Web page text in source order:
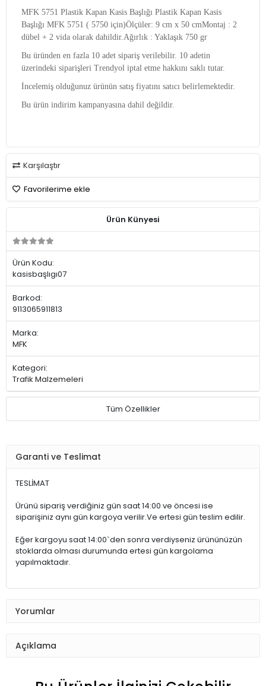
MFK 5751 Plastik Kapan Kasis Başlığı Plastik Kapan Kasis
Başlığı MFK 5751 ( 5750 için)Ölçüler: 9 cm x 50 cmMontaj : 2
dübel + 2 vida olarak dahildir.Ağırlık : Yaklaşık 750 gr
Bu üründen en fazla 10 adet sipariş verilebilir. 10 adetin
üzerindeki siparişleri Trendyol iptal etme hakkını saklı tutar.
İncelemiş olduğunuz ürünün satış fiyatını satıcı belirlemektedir.
Bu ürün indirim kampanyasına dahil değildir.
Karşılaştır
Favorilerime ekle
Ürün Künyesi
Ürün Kodu:
kasisbaşlıgı07
Barkod:
9113065911813
Marka:
MFK
Kategori:
Trafik Malzemeleri
Tüm Özellikler
Garanti ve Teslimat
TESLİMAT
Ürünü sipariş verdiğiniz gün saat 14:00 ve öncesi ise
siparişiniz aynı gün kargoya verilir.Ve ertesi gün teslim edilir.
Eğer kargoyu saat 14:00`den sonra verdiyseniz ürününüzün
stoklarda olması durumunda ertesi gün kargolama
yapılmaktadır.
Yorumlar
Açıklama